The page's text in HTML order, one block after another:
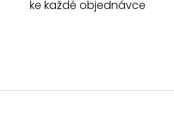
ke každé objednávce